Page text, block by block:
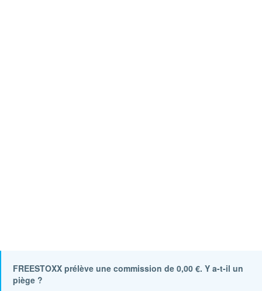
FREESTOXX prélève une commission de 0,00 €. Y a-t-il un
piège ?